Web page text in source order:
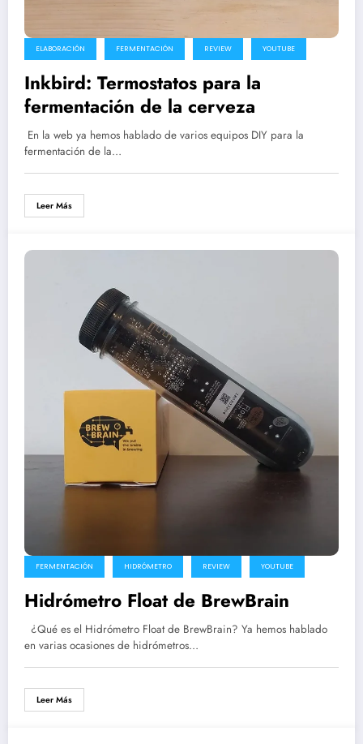
ELABORACIÓN FERMENTACIÓN REVIEW YOUTUBE
Inkbird: Termostatos para la
fermentación de la cerveza
En la web ya hemos hablado de varios equipos DIY para la
fermentación de la…
Leer Más
FERMENTACIÓN HIDRÓMETRO REVIEW YOUTUBE
Hidrómetro Float de BrewBrain
¿Qué es el Hidrómetro Float de BrewBrain? Ya hemos hablado
en varias ocasiones de hidrómetros…
Leer Más